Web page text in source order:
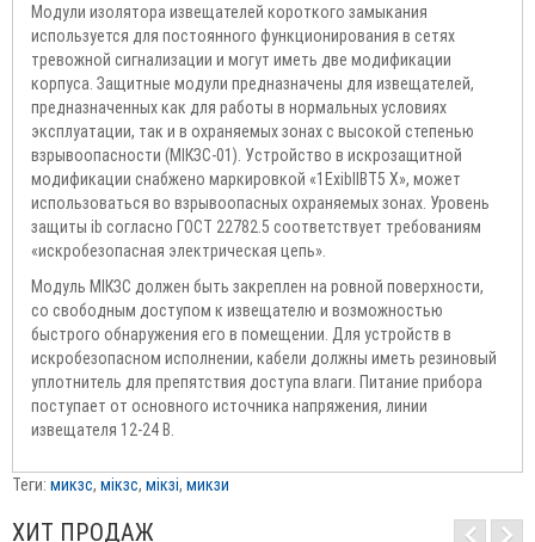
Модули изолятора извещателей короткого замыкания
используется для постоянного функционирования в сетях
тревожной сигнализации и могут иметь две модификации
корпуса. Защитные модули предназначены для извещателей,
предназначенных как для работы в нормальных условиях
эксплуатации, так и в охраняемых зонах с высокой степенью
взрывоопасности (МІКЗС-01). Устройство в искрозащитной
модификации снабжено маркировкой «1ExіbІІВТ5 X», может
использоваться во взрывоопасных охраняемых зонах. Уровень
защиты ib согласно ГОСТ 22782.5 соответствует требованиям
«искробезопасная электрическая цепь».
Модуль МІКЗС должен быть закреплен на ровной поверхности,
со свободным доступом к извещателю и возможностью
быстрого обнаружения его в помещении. Для устройств в
искробезопасном исполнении, кабели должны иметь резиновый
уплотнитель для препятствия доступа влаги. Питание прибора
поступает от основного источника напряжения, линии
извещателя 12-24 В.
Теги: микзс, мікзс, мікзі, микзи
ХИТ ПРОДАЖ